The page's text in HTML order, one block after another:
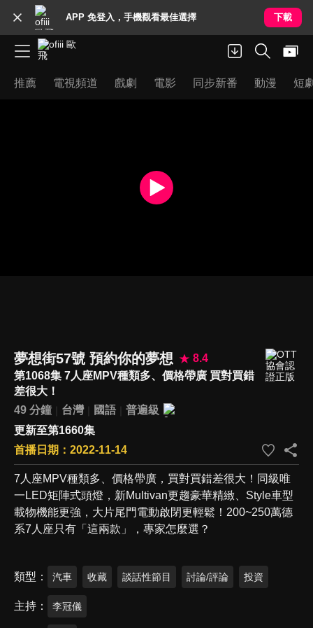
APP 免登入，手機觀看最佳選擇 下載
推薦 電視頻道 戲劇 電影 同步新番 動漫 短
夢想街57號 預約你的夢想
8.4
第1068集 7人座MPV種類多、價格帶廣 買對買錯
差很大！
49 分鐘
台灣 國語
普遍級
更新至第1660集
首播日期：2022-11-14
7人座MPV種類多、價格帶廣，買對買錯差很大！同級唯
一LED矩陣式頭燈，新Multivan更趨豪華精緻、Style車型
載物機能更強，大片尾門電動啟閉更輕鬆！200~250萬德
系7人座只有「這兩款」，專家怎麼選？
類型 汽車 收藏 談話性節目 討論/評論 投資
主持 李冠儀